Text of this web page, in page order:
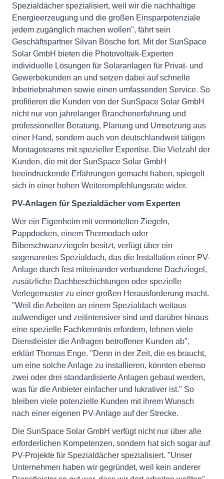
Spezialdächer spezialisiert, weil wir die nachhaltige
Energieerzeugung und die großen Einsparpotenziale
jedem zugänglich machen wollen", fährt sein
Geschäftspartner Silvan Bösche fort. Mit der SunSpace
Solar GmbH bieten die Photovoltaik-Experten
individuelle Lösungen für Solaranlagen für Privat- und
Gewerbekunden an und setzen dabei auf schnelle
Inbetriebnahmen sowie einen umfassenden Service. So
profitieren die Kunden von der SunSpace Solar GmbH
nicht nur von jahrelanger Branchenerfahrung und
professioneller Beratung, Planung und Umsetzung aus
einer Hand, sondern auch von deutschlandweit tätigen
Montageteams mit spezieller Expertise. Die Vielzahl der
Kunden, die mit der SunSpace Solar GmbH
beeindruckende Erfahrungen gemacht haben, spiegelt
sich in einer hohen Weiterempfehlungsrate wider.
PV-Anlagen für Spezialdächer vom Experten
Wer ein Eigenheim mit vermörtelten Ziegeln,
Pappdocken, einem Thermodach oder
Biberschwanzziegeln besitzt, verfügt über ein
sogenanntes Spezialdach, das die Installation einer PV-
Anlage durch fest miteinander verbundene Dachziegel,
zusätzliche Dachbeschichtungen oder spezielle
Verlegemuster zu einer großen Herausforderung macht.
"Weil die Arbeiten an einem Spezialdach weitaus
aufwendiger und zeitintensiver sind und darüber hinaus
eine spezielle Fachkenntnis erfordern, lehnen viele
Dienstleister die Anfragen betroffener Kunden ab",
erklärt Thomas Enge. "Denn in der Zeit, die es braucht,
um eine solche Anlage zu installieren, könnten ebenso
zwei oder drei standardisierte Anlagen gebaut werden,
was für die Anbieter einfacher und lukrativer ist." So
bleiben viele potenzielle Kunden mit ihrem Wunsch
nach einer eigenen PV-Anlage auf der Strecke.
Die SunSpace Solar GmbH verfügt nicht nur über alle
erforderlichen Kompetenzen, sondern hat sich sogar auf
PV-Projekte für Spezialdächer spezialisiert. "Unser
Unternehmen haben wir gegründet, weil kein anderer